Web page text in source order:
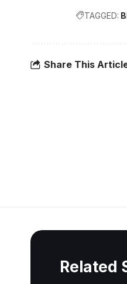
TAGGED:
Share This
Related